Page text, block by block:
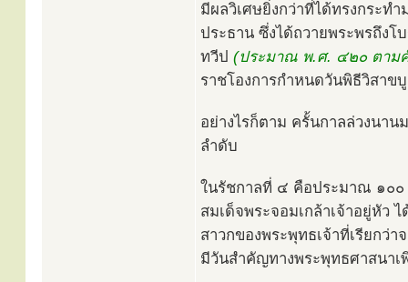
มีผลวิเศษยิ่งกว่าที่ได้ทรงกระท
ประธาน ซึ่งได้ถวายพระพรถึง
ทวีป (ประมาณ พ.ศ. ๔๒๐ ตามคั
ราชโองการกำหนดวันพิธีวิสา
อย่างไรก็ตาม ครั้นกาลล่วงนา
ลำดับ
ในรัชกาลที่ ๔ คือประมาณ ๑๐๐
สมเด็จพระจอมเกล้าเจ้าอยู่หัว
สาวกของพระพุทธเจ้าที่เรียกว่
มีวันสำคัญทางพระพุทธศาสนา